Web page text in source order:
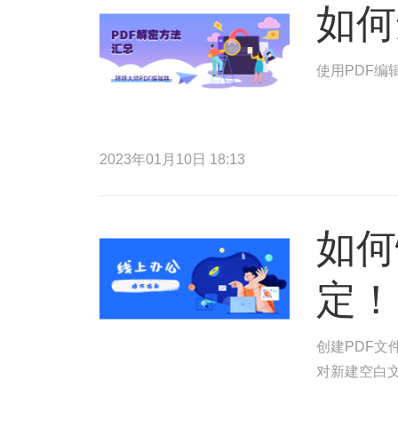
如
使用PDF编
2023年01月10日 18:13
如
定！
创建PDF文
对新建空白